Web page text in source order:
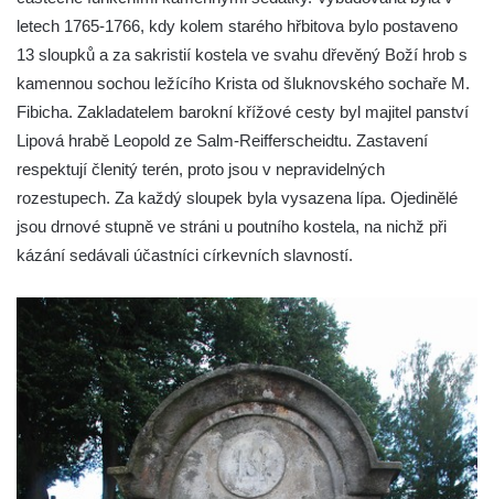
letech 1765-1766, kdy kolem starého hřbitova bylo postaveno
13 sloupků a za sakristií kostela ve svahu dřevěný Boží hrob s
kamennou sochou ležícího Krista od šluknovského sochaře M.
Fibicha. Zakladatelem barokní křížové cesty byl majitel panství
Lipová hrabě Leopold ze Salm-Reifferscheidtu. Zastavení
respektují členitý terén, proto jsou v nepravidelných
rozestupech. Za každý sloupek byla vysazena lípa. Ojedinělé
jsou drnové stupně ve stráni u poutního kostela, na nichž při
kázání sedávali účastníci církevních slavností.